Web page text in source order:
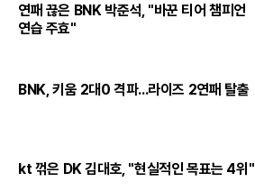
연패 끊은 BNK 박준석, "바꾼 티어 챔피언
연습 주효"
BNK, 키움 2대0 격파...라이즈 2연패 탈출
kt 꺾은 DK 김대호, "현실적인 목표는 4위"